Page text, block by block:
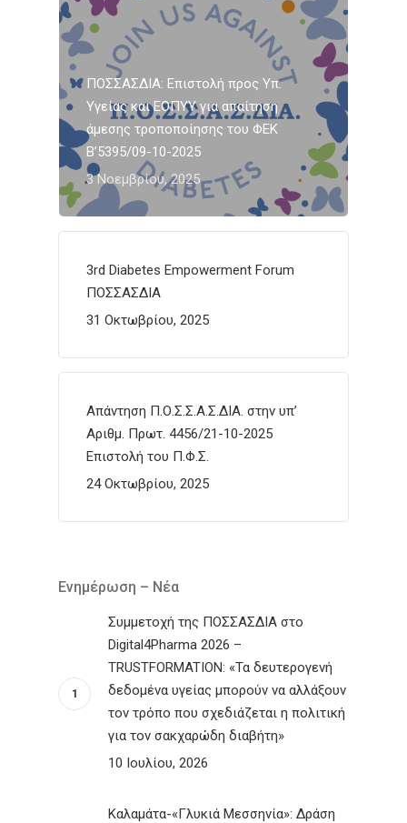
ΠΟΣΣΑΣΔΙΑ: Επιστολή προς Υπ.
Υγείας και ΕΟΠΥΥ για απαίτηση
άμεσης τροποποίησης του ΦΕΚ
Β’5395/09-10-2025
3 Νοεμβρίου, 2025
3rd Diabetes Empowerment Forum
ΠΟΣΣΑΣΔΙΑ
31 Οκτωβρίου, 2025
Απάντηση Π.Ο.Σ.Σ.Α.Σ.ΔΙΑ. στην υπ’
Αριθμ. Πρωτ. 4456/21-10-2025
Επιστολή του Π.Φ.Σ.
24 Οκτωβρίου, 2025
Ενημέρωση – Νέα
Συμμετοχή της ΠΟΣΣΑΣΔΙΑ στο
Digital4Pharma 2026 –
TRUSTFORMATION: «Τα δευτερογενή
δεδομένα υγείας μπορούν να αλλάξουν
τον τρόπο που σχεδιάζεται η πολιτική
για τον σακχαρώδη διαβήτη»
10 Ιουλίου, 2026
Καλαμάτα-«Γλυκιά Μεσσηνία»: Δράση